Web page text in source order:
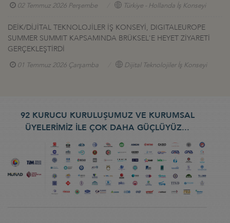
02 Temmuz 2026 Perşembe Türkiye - Hollanda İş Konseyi
DEİK/DİJİTAL TEKNOLOJİLER İŞ KONSEYİ, DIGITALEUROPE
SUMMER SUMMIT KAPSAMINDA BRÜKSEL'E HEYET ZİYARETİ
GERÇEKLEŞTİRDİ
01 Temmuz 2026 Çarşamba Dijital Teknolojiler İş Konseyi
92 KURUCU KURULUŞUMUZ VE KURUMSAL
ÜYELERİMİZ İLE ÇOK DAHA GÜÇLÜYÜZ...